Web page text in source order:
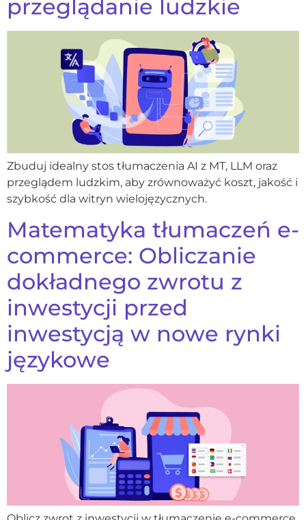
przeglądanie ludzkie
Zbuduj idealny stos tłumaczenia AI z MT, LLM oraz
przeglądem ludzkim, aby zrównoważyć koszt, jakość i
szybkość dla witryn wielojęzycznych.
Matematyka tłumaczeń e-
commerce: Obliczanie
dokładnego zwrotu z
inwestycji przed
inwestycją w nowe rynki
językowe